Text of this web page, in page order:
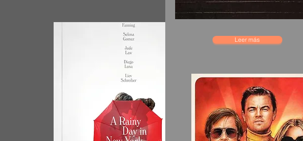
Leer más